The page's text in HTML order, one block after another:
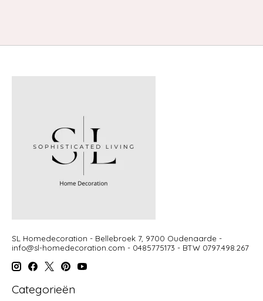
SL Homedecoration - Bellebroek 7, 9700 Oudenaarde -
info@sl-homedecoration.com - 0485775173 - BTW 0797.498.267
Categorieën